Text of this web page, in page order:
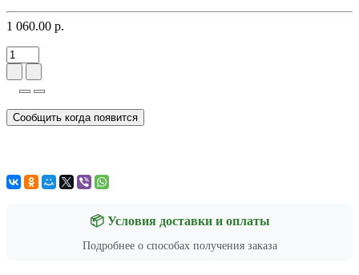
1 060.00 р.
Сообщить когда появится
📦 Условия доставки и оплаты
Подробнее о способах получения заказа